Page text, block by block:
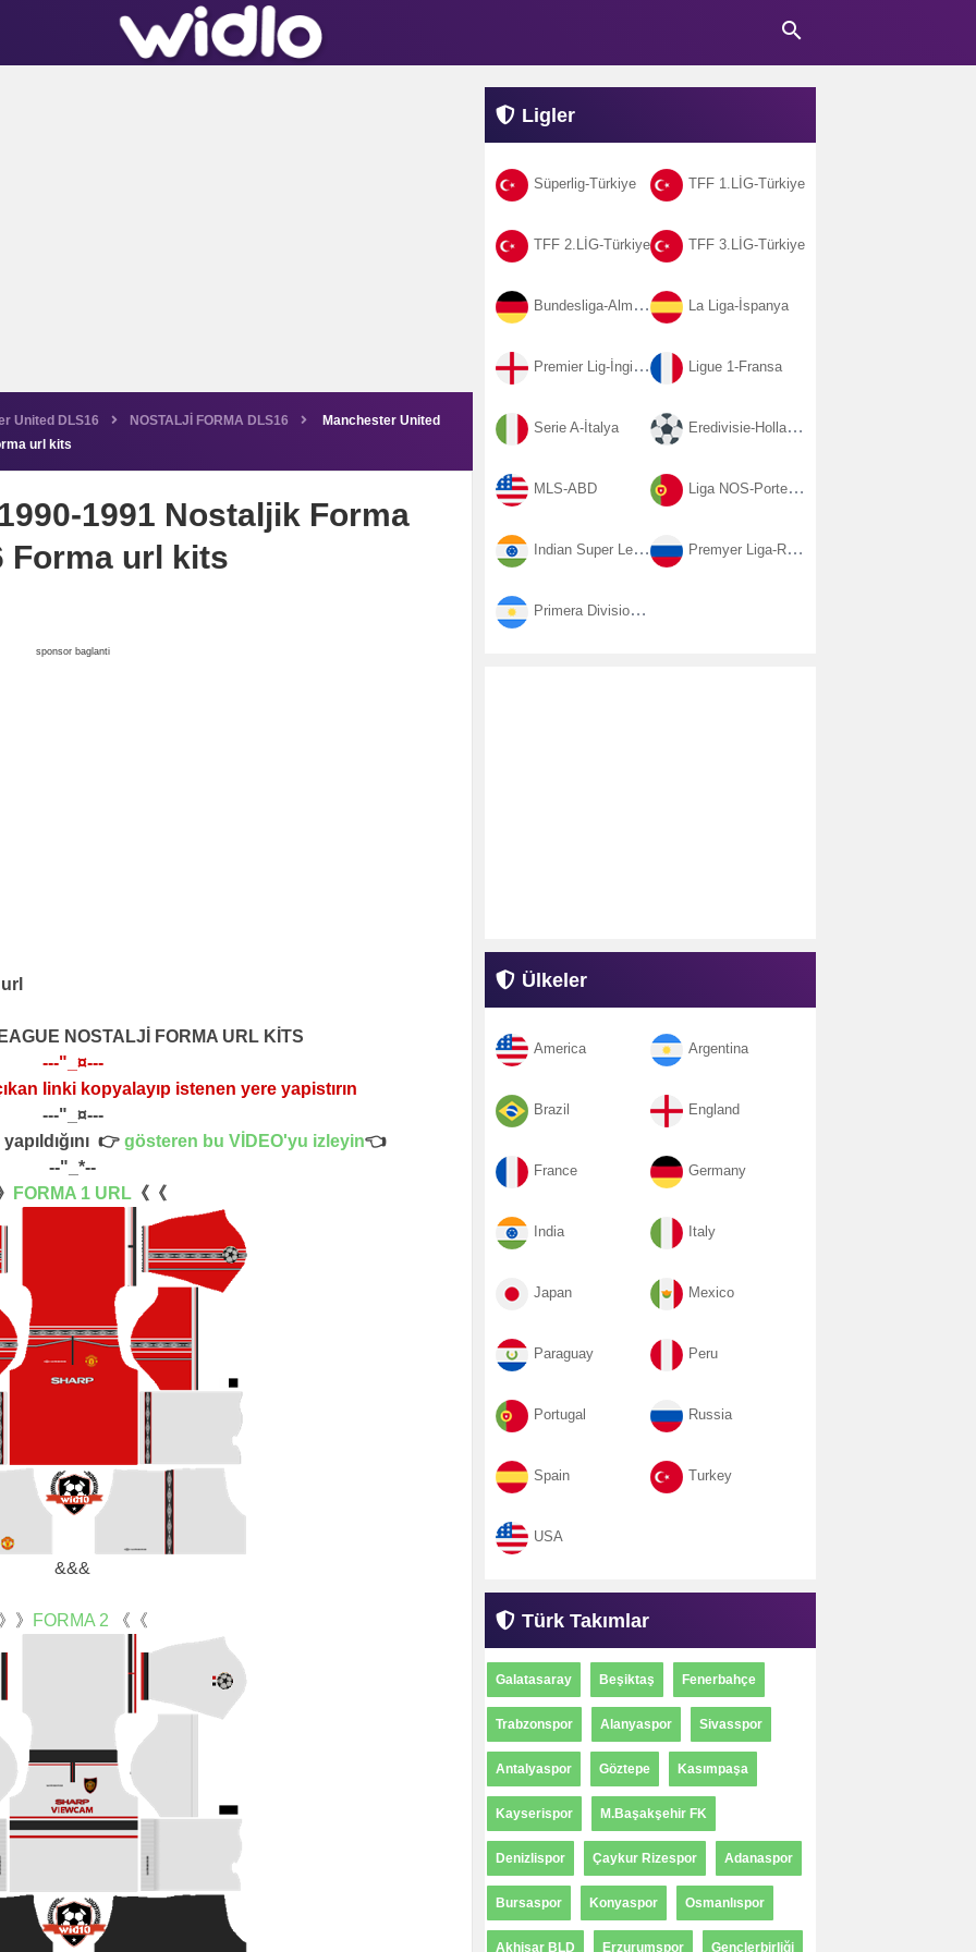
search
United DLS16 NOSTALJİ FORMA DLS16
Manchester United
url kits
1991 Nostaljik Forma
Forma url kits
sponsor baglanti
NOSTALJİ FORMA URL KİTS
---"_¤---
linki kopyalayıp istenen yere yapistırın
---"_¤---
👉 gösteren bu VİDEO'yu izleyin👈
--"_*--
FORMA 1 URL 《《
&&&
》 FORMA 2 《《
Ligler
Süperlig-Türkiye TFF 1.LİG-Türkiye
TFF 2.LİG-Türkiye TFF 3.LİG-Türkiye
Bundesliga-Almanya La Liga-İspanya
Premier Lig-İngiltere Ligue 1-Fransa
Serie A-İtalya Eredivisie-Hollanda
MLS-ABD Liga NOS-Portekiz
Indian Super League-Hindistan Premyer Liga-Rusya
Primera Division-Arjantin
Ülkeler
America Argentina
Brazil England
France Germany
India Italy
Japan Mexico
Paraguay Peru
Portugal Russia
Spain Turkey
USA
Türk Takımlar
Galatasaray Beşiktaş Fenerbahçe
Trabzonspor Alanyaspor Sivasspor
Antalyaspor Göztepe Kasımpaşa
Kayserispor M.Başakşehir FK
Denizlispor Çaykur Rizespor Adanaspor
Bursaspor Konyaspor Osmanlıspor
Akhisar BLD Erzurumspor Gençlerbirliği